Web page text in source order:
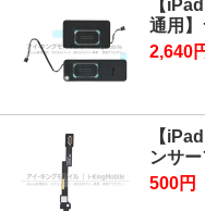
【
通用
2,640
【
ンサ
500円